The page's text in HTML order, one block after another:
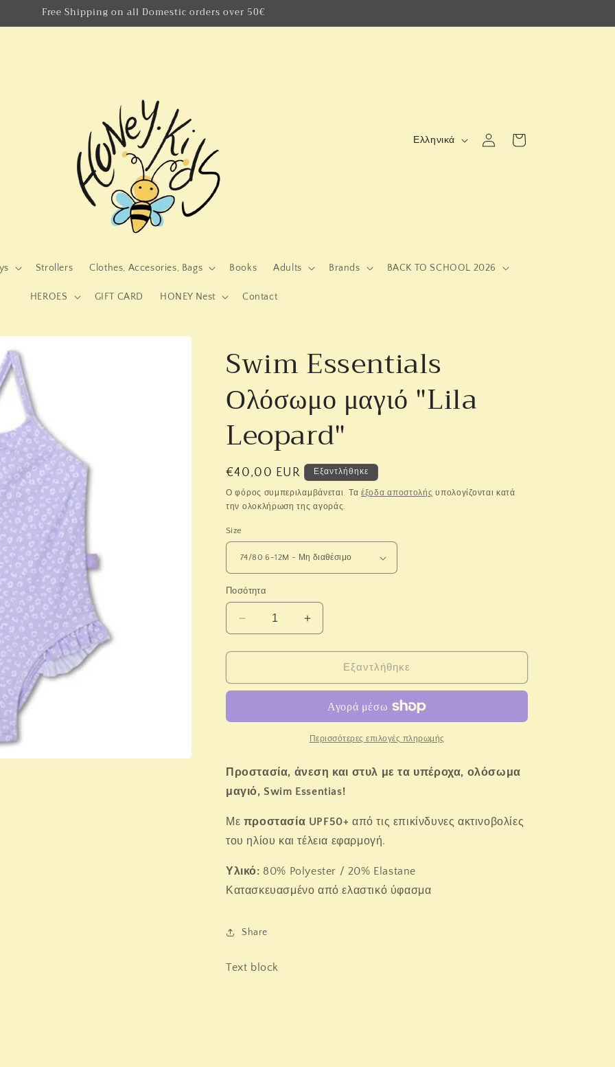
Free Shipping on all Domestic orders over 50€
Strollers Clothes, Accesories, Bags Books Adults Brands BACK TO SCHOOL 2026
HEROES GIFT CARD HONEY Nest Contact
ΓΕλληνικά Σύνδεση Καλάθι
Swim Essentials
Ολόσωμο μαγιό "Lila
Leopard"
Κανονική
τιμή
€40,00 EUR Εξαντλήθηκε
Ο φόρος συμπεριλαμβάνεται. Τα έξοδα αποστολής υπολογίζονται κατά
την ολοκλήρωση της αγοράς.
Size
Ποσότητα
Μείωση
ποσότητας
για
Essentials
&quot;Lila
Leopard&quot;
Αύξηση
ποσότητας
για
Essentials
μαγιό
&quot;Lila
Leopard&quot;
Εξαντλήθηκε
Περισσότερες επιλογές πληρωμής
Προστασία, άνεση και στυλ με τα υπέροχα, ολόσωμα
μαγιό, Swim Essentias!
Με προστασία UPF50+ από τις επικίνδυνες ακτινοβολίες
του ηλίου και τέλεια εφαρμογή.
Υλικό: 80% Polyester / 20% Elastane
Κατασκευασμένο από ελαστικό ύφασμα
Share
Text block